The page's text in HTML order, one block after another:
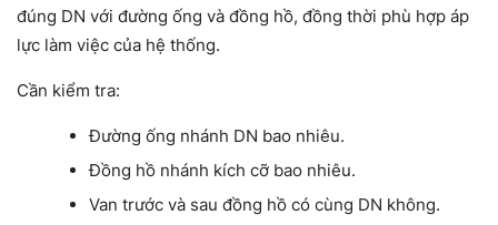
đúng DN với đường ống và đồng hồ, đồng thời phù hợp áp
lực làm việc của hệ thống.
Cần kiểm tra:
Đường ống nhánh DN bao nhiêu.
Đồng hồ nhánh kích cỡ bao nhiêu.
Van trước và sau đồng hồ có cùng DN không.